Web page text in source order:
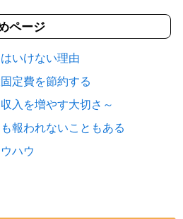
ページ
いけない理由
定費を節約する
入を増やす大切さ～
報われないこともある
ハウ